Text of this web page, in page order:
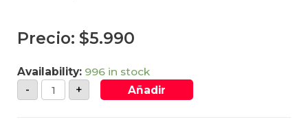
Precio: $5.990
Availability: 996 in stock
-
+ Añadir